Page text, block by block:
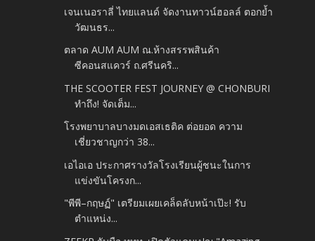
เจนเนอราลี่ ไทยแลนด์ จัดงานทาวน์ฮอลล์ ตอกย้ำ
วัฒนธร...
ตลาด AUM AUM ณ.ห้างสรรพสินค้า
ซีคอนสแควร์ ถ.ศรีนคริ...
THE SCOOTER FEST JOURNEY @ CHONBURI
ทำถึง! จัดเต็ม...
โรงพยาบาลบางมดเอสเธติค ต่อยอด ความ
เชี่ยวชาญกว่า 38...
เอไอเอ ประกาศรางวัลโรงเรียนผู้ชนะในการ
แข่งขันโครงก...
"พีพี–กฤษฏ์" เตรียมเผยเคล็ดลับหน้าเป๊ะ! รับ
ตำแหน่ง...